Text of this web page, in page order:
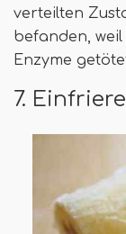
verteilten
befanden,
Enzyme
7.